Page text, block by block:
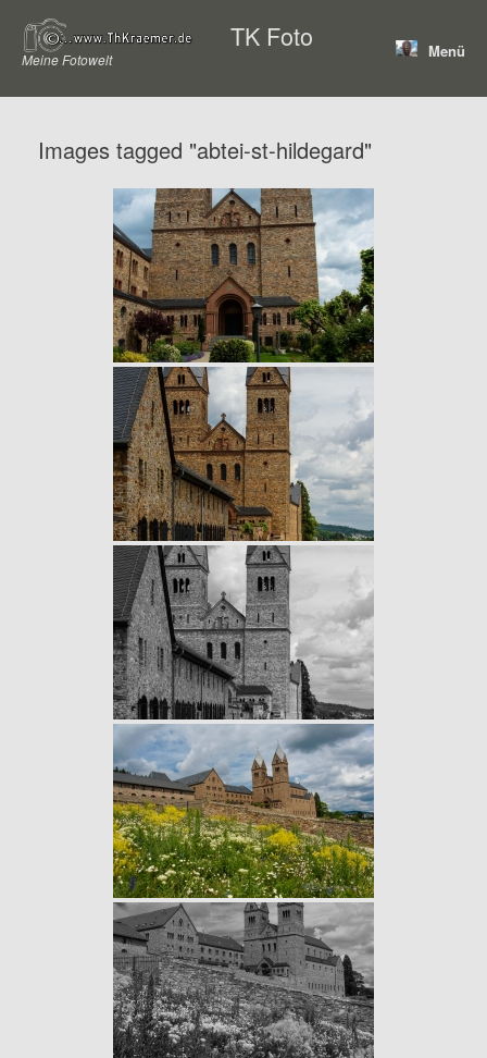
Inhalt
springen
TK Foto
Meine Fotowelt Menü
Images tagged "abtei-st-hildegard"